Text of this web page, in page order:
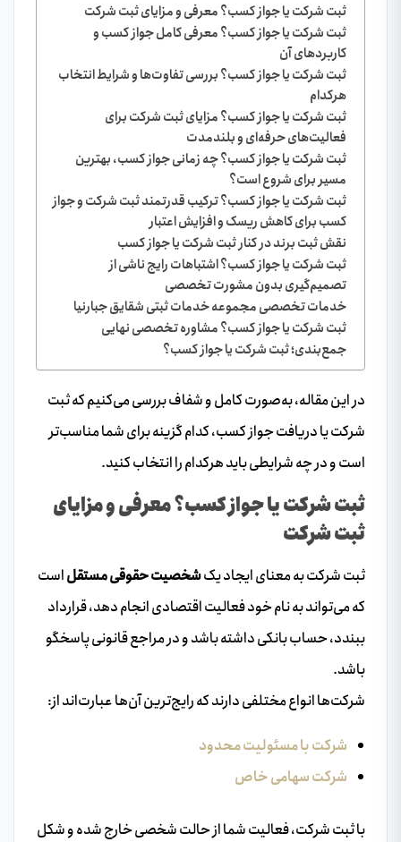
ثبت شرکت یا جواز کسب؟ معرفی و مزایای ثبت شرکت
ثبت شرکت یا جواز کسب؟ معرفی کامل جواز کسب و
کاربردهای آن
ثبت شرکت یا جواز کسب؟ بررسی تفاوت‌ها و شرایط انتخاب
هرکدام
ثبت شرکت یا جواز کسب؟ مزایای ثبت شرکت برای
فعالیت‌های حرفه‌ای و بلندمدت
ثبت شرکت یا جواز کسب؟ چه زمانی جواز کسب، بهترین
مسیر برای شروع است؟
ثبت شرکت یا جواز کسب؟ ترکیب قدرتمند ثبت شرکت و جواز
کسب برای کاهش ریسک و افزایش اعتبار
نقش ثبت برند در کنار ثبت شرکت یا جواز کسب
ثبت شرکت یا جواز کسب؟ اشتباهات رایج ناشی از
تصمیم‌گیری بدون مشورت تخصصی
خدمات تخصصی مجموعه خدمات ثبتی شقایق جبارنیا
ثبت شرکت یا جواز کسب؟ مشاوره تخصصی نهایی
جمع‌بندی؛ ثبت شرکت یا جواز کسب؟
در این مقاله، به‌صورت کامل و شفاف بررسی می‌کنیم که ثبت
شرکت یا دریافت جواز کسب، کدام گزینه برای شما مناسب‌تر
است و در چه شرایطی باید هرکدام را انتخاب کنید.
ثبت شرکت یا جواز کسب؟ معرفی و مزایای
ثبت شرکت
ثبت شرکت به معنای ایجاد یکشخصیت حقوقی مستقلاست
که می‌تواند به نام خود فعالیت اقتصادی انجام دهد، قرارداد
ببندد، حساب بانکی داشته باشد و در مراجع قانونی پاسخگو
باشد.
شرکت‌ها انواع مختلفی دارند که رایج‌ترین آن‌ها عبارت‌اند از:
شرکت با مسئولیت محدود
شرکت سهامی خاص
با ثبت شرکت، فعالیت شما از حالت شخصی خارج شده و شکل